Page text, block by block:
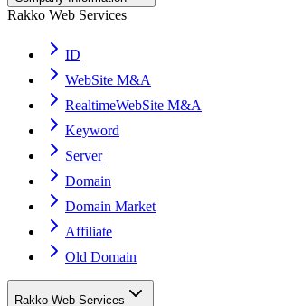
Rakko Web Services
ID
WebSite M&A
RealtimeWebSite M&A
Keyword
Server
Domain
Domain Market
Affiliate
Old Domain
Rakko Web Services